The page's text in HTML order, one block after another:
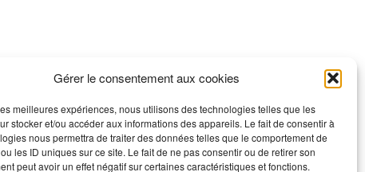
Gérer le consentement aux cookies
meilleures expériences, nous utilisons des technologies telles que les
stocker et/ou accéder aux informations des appareils. Le fait de consentir à
nous permettra de traiter des données telles que le comportement de
les ID uniques sur ce site. Le fait de ne pas consentir ou de retirer son
peut avoir un effet négatif sur certaines caractéristiques et fonctions.